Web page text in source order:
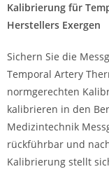
Kalibrierung für
Herstellers Exergen
Sichern Sie die
Temporal Artery
normgerechten
kalibrieren in den
Medizintechnik
rückführbar und
Kalibrierung stellt